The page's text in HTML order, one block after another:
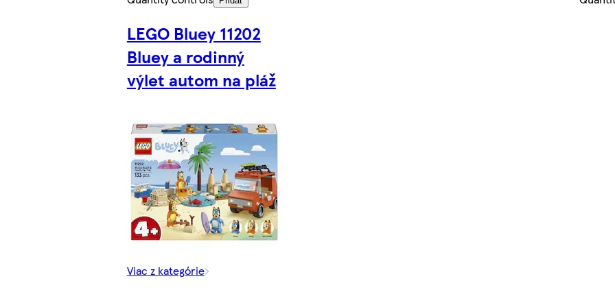
LEGO Bluey 11202
Bluey a rodinný
výlet autom na pláž
Viac z kategórie